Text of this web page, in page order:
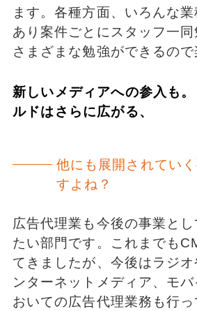
ます。各種方面、いろんな
あり案件ごとにスタッフ一
さまざまな勉強ができるので
新しいメディアへの参入も
ルドはさらに広がる、
他にも展開されてい
すよね？
広告代理業も今後の事業と
たい部門です。これまでも
てきましたが、今後はラジ
ンターネットメディア、モ
おいての広告代理業務も行